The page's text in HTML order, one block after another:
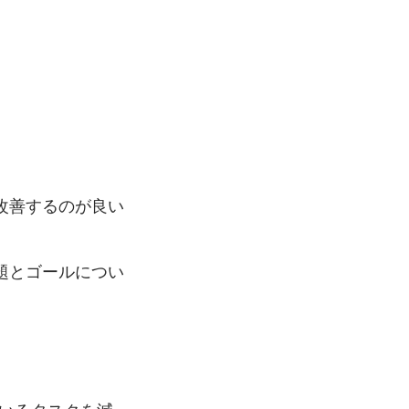
善するのが良い
とゴールについ